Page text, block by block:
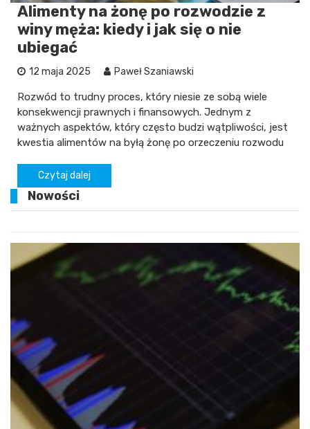
Alimenty na żonę po rozwodzie z
winy męża: kiedy i jak się o nie
ubiegać
12 maja 2025 Paweł Szaniawski
Rozwód to trudny proces, który niesie ze sobą wiele
konsekwencji prawnych i finansowych. Jednym z
ważnych aspektów, który często budzi wątpliwości, jest
kwestia alimentów na byłą żonę po orzeczeniu rozwodu
Czytaj dalej
Nowości